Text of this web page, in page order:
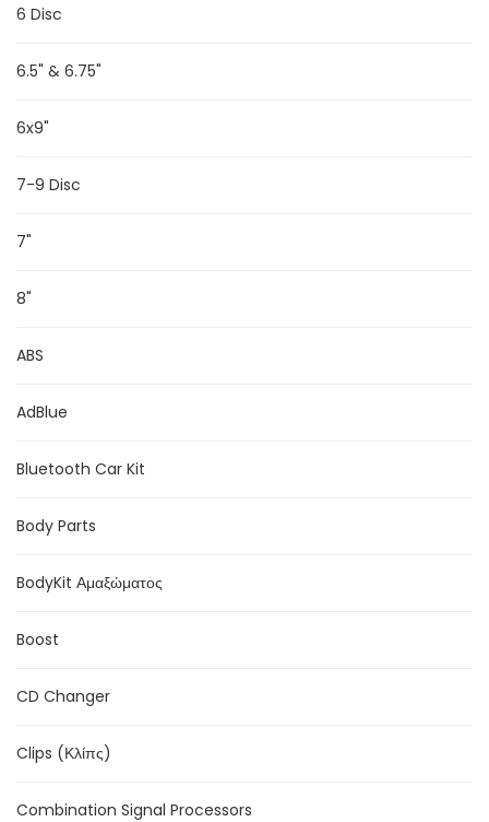
6 Disc
6.5" & 6.75"
6x9"
7-9 Disc
7"
8"
ABS
AdBlue
Bluetooth Car Kit
Body Parts
BodyKit Αμαξώματος
Boost
CD Changer
Clips (Κλίπς)
Combination Signal Processors